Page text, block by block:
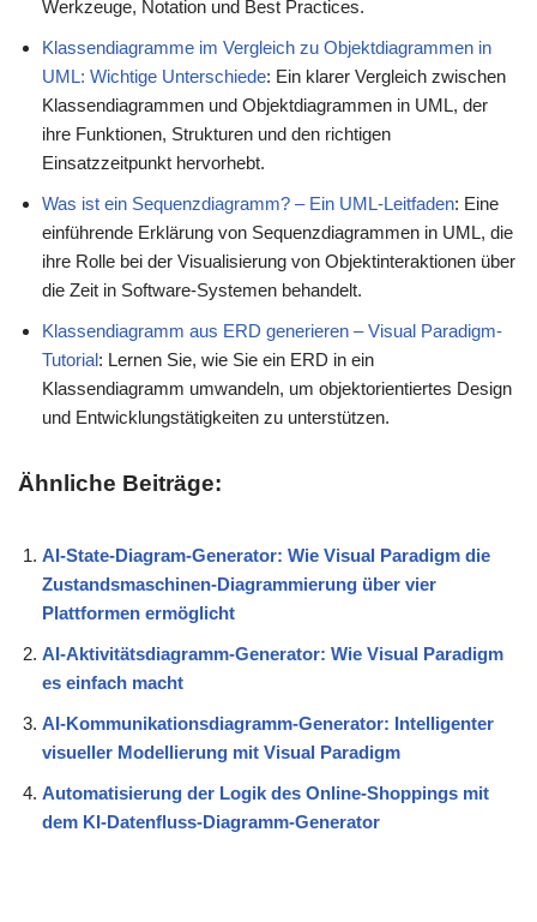
Werkzeuge, Notation und Best Practices.
Klassendiagramme im Vergleich zu Objektdiagrammen in
UML: Wichtige Unterschiede: Ein klarer Vergleich zwischen
Klassendiagrammen und Objektdiagrammen in UML, der
ihre Funktionen, Strukturen und den richtigen
Einsatzzeitpunkt hervorhebt.
Was ist ein Sequenzdiagramm? – Ein UML-Leitfaden: Eine
einführende Erklärung von Sequenzdiagrammen in UML, die
ihre Rolle bei der Visualisierung von Objektinteraktionen über
die Zeit in Software-Systemen behandelt.
Klassendiagramm aus ERD generieren – Visual Paradigm-
Tutorial: Lernen Sie, wie Sie ein ERD in ein
Klassendiagramm umwandeln, um objektorientiertes Design
und Entwicklungstätigkeiten zu unterstützen.
Ähnliche Beiträge:
AI-State-Diagram-Generator: Wie Visual Paradigm die
Zustandsmaschinen-Diagrammierung über vier
Plattformen ermöglicht
AI-Aktivitätsdiagramm-Generator: Wie Visual Paradigm
es einfach macht
AI-Kommunikationsdiagramm-Generator: Intelligenter
visueller Modellierung mit Visual Paradigm
Automatisierung der Logik des Online-Shoppings mit
dem KI-Datenfluss-Diagramm-Generator